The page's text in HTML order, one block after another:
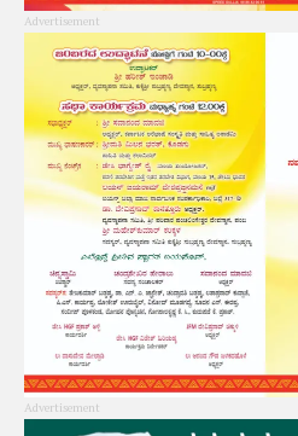
Advertisement
Advertisement